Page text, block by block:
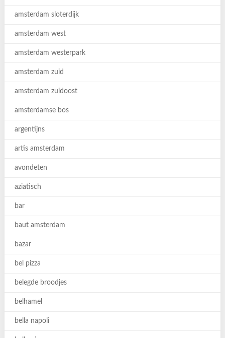
amsterdam sloterdijk
amsterdam west
amsterdam westerpark
amsterdam zuid
amsterdam zuidoost
amsterdamse bos
argentijns
artis amsterdam
avondeten
aziatisch
bar
baut amsterdam
bazar
bel pizza
belegde broodjes
belhamel
bella napoli